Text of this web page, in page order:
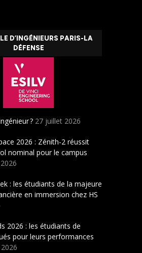
D’INGÉNIEURS PARIS-LA
DÉFENSE
? 27 juillet 2026
2026 : Zénith-2 réussit
nominal pour le campus
: les étudiants de la majeure
en immersion chez HS
2026 : les étudiants de
pour leurs performances